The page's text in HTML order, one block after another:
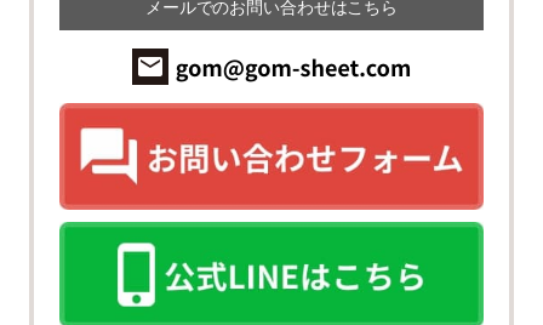
メールでのお問い合わせはこちら